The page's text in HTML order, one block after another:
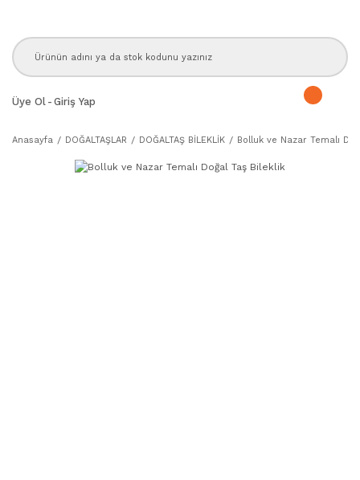
Üye Ol - Giriş Yap
Anasayfa DOĞALTAŞLAR DOĞALTAŞ BİLEKLİK Bolluk ve Nazar Temalı